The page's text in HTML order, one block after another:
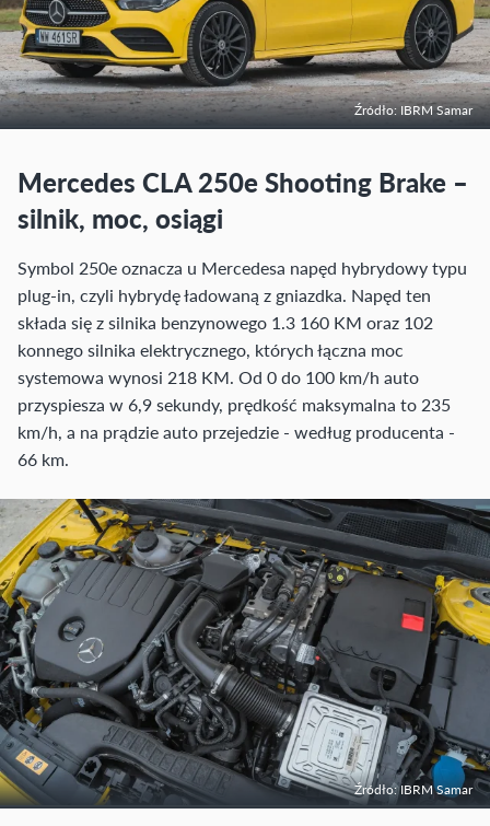
Źródło: IBRM Samar
Mercedes CLA 250e Shooting Brake –
silnik, moc, osiągi
Symbol 250e oznacza u Mercedesa napęd hybrydowy typu
plug-in, czyli hybrydę ładowaną z gniazdka. Napęd ten
składa się z silnika benzynowego 1.3 160 KM oraz 102
konnego silnika elektrycznego, których łączna moc
systemowa wynosi 218 KM. Od 0 do 100 km/h auto
przyspiesza w 6,9 sekundy, prędkość maksymalna to 235
km/h, a na prądzie auto przejedzie - według producenta -
66 km.
Źródło: IBRM Samar